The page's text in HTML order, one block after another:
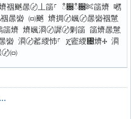
㸄䄄䬄㬄〄丄䈄⸀ ഀ਀ഀ਀✄䈄㸄 㘄
㠄 ㈄䬄 㸄㨄〄㜄〄㬄㠄䄄䰄
㸄 㸄㜄㴄〄䜄〄㔄䈄 䈄㸄㬄䰄
㠄 㴄〄䔄䌄㤄⸀ ጄ䀄䌄㄄㸄Ⰰ 㴄
㈄